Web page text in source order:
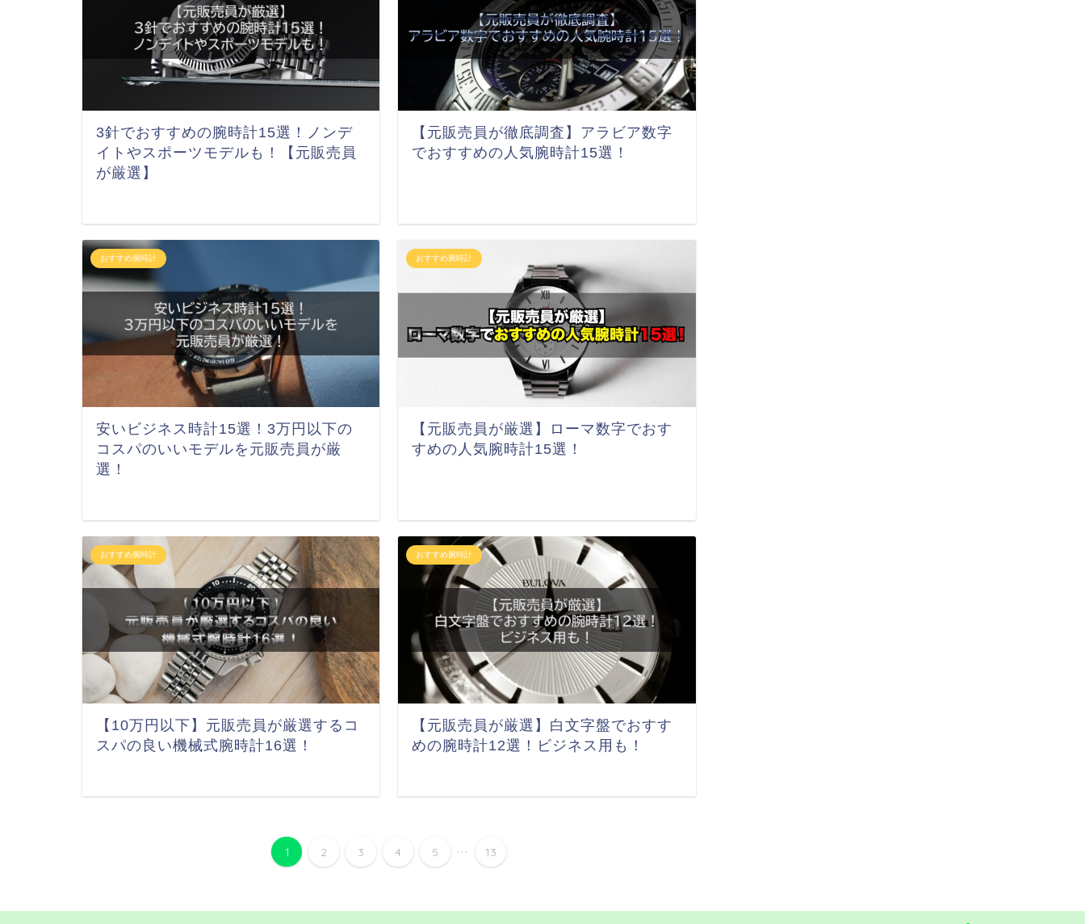
3針でおすすめの腕時計15選！ノンデ
イトやスポーツモデルも！【元販売員
が厳選】
【元販売員が徹底調査】アラビア数字
でおすすめの人気腕時計15選！
おすすめ腕時計
安いビジネス時計15選！3万円以下の
コスパのいいモデルを元販売員が厳
選！
おすすめ腕時計
【元販売員が厳選】ローマ数字でおす
すめの人気腕時計15選！
おすすめ腕時計
【10万円以下】元販売員が厳選するコ
スパの良い機械式腕時計16選！
おすすめ腕時計
【元販売員が厳選】白文字盤でおすす
めの腕時計12選！ビジネス用も！
1 2 3 4 5 ... 13